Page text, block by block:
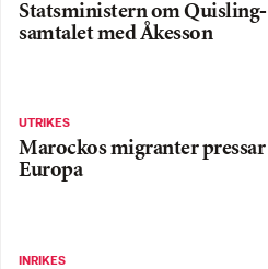
Statsministern om Quisling-
samtalet med Åkesson
UTRIKES
Marockos migranter pressar
Europa
INRIKES